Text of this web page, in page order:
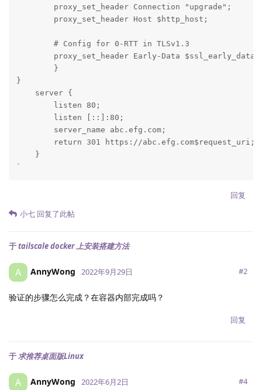
        proxy_set_header Connection "upgrade";
        proxy_set_header Host $http_host;
        # Config for 0-RTT in TLSv1.3
        proxy_set_header Early-Data $ssl_early_data;
        }
}
    server {
        listen 80;
        listen [::]:80;
        server_name abc.efg.com;
        return 301 https://abc.efg.com$request_uri;
    }
`
回复
小七 回复了此帖
于tailscale docker 上安装搭建方法
A AnnyWong 2022年9月29日 #2
验证的步骤怎么完成？在容器内部完成吗？
回复
于求推荐桌面版Linux
A AnnyWong 2022年6月2日 #4